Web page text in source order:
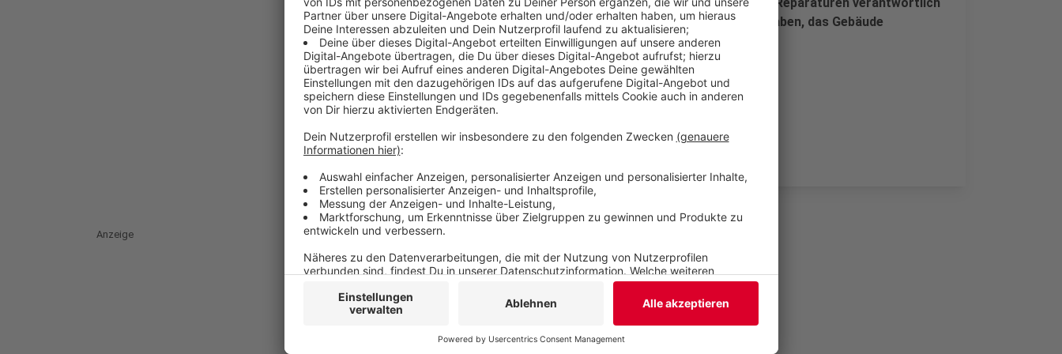
- und sollte deshalb auch ein ganz eigenes Interesse daran haben, das Gebäude
besonders sorgfältig zu bauen.
Veröffentlicht:Donnerstag, 30.11.2023 10:47
Anzeige
Anzeige